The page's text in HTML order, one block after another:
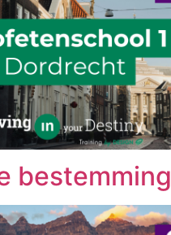
bestemming